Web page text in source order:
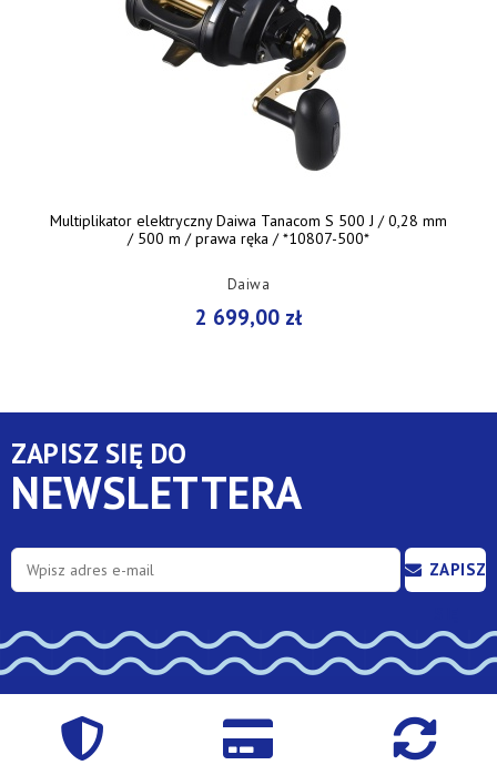
Multiplikator elektryczny Daiwa Tanacom S 500 J / 0,28 mm
/ 500 m / prawa ręka / *10807-500*
Daiwa
2 699,00 zł
ZAPISZ SIĘ DO
NEWSLETTERA
ZAPISZ